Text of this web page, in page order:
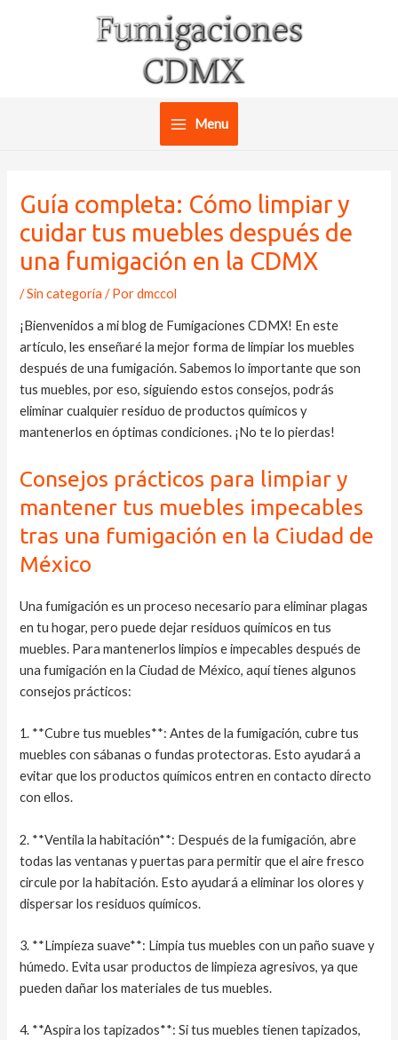
Main
Menu
Guía completa: Cómo limpiar y
cuidar tus muebles después de
una fumigación en la CDMX
/Sin categoría / Pordmccol
¡Bienvenidos a mi blog de Fumigaciones CDMX! En este
artículo, les enseñaré la mejor forma de limpiar los muebles
después de una fumigación. Sabemos lo importante que son
tus muebles, por eso, siguiendo estos consejos, podrás
eliminar cualquier residuo de productos químicos y
mantenerlos en óptimas condiciones. ¡No te lo pierdas!
Consejos prácticos para limpiar y
mantener tus muebles impecables
tras una fumigación en la Ciudad de
México
Una fumigación es un proceso necesario para eliminar plagas
en tu hogar, pero puede dejar residuos químicos en tus
muebles. Para mantenerlos limpios e impecables después de
una fumigación en la Ciudad de México, aquí tienes algunos
consejos prácticos:
1. **Cubre tus muebles**: Antes de la fumigación, cubre tus
muebles con sábanas o fundas protectoras. Esto ayudará a
evitar que los productos químicos entren en contacto directo
con ellos.
2. **Ventila la habitación**: Después de la fumigación, abre
todas las ventanas y puertas para permitir que el aire fresco
circule por la habitación. Esto ayudará a eliminar los olores y
dispersar los residuos químicos.
3. **Limpieza suave**: Limpia tus muebles con un paño suave y
húmedo. Evita usar productos de limpieza agresivos, ya que
pueden dañar los materiales de tus muebles.
4. **Aspira los tapizados**: Si tus muebles tienen tapizados,